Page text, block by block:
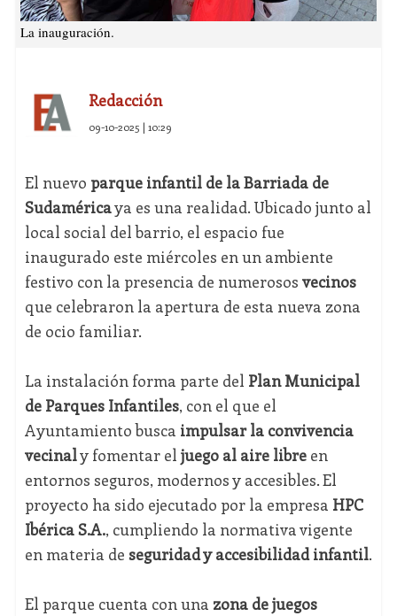
La inauguración.
Redacción
09-10-2025 | 10:29
El nuevo parque infantil de la Barriada de
Sudaméricaya es una realidad. Ubicado junto al
local social del barrio, el espacio fue
inaugurado este miércoles en un ambiente
festivo con la presencia de numerosos vecinos
que celebraron la apertura de esta nueva zona
de ocio familiar.
La instalación forma parte del Plan Municipal
de Parques Infantiles, con el que el
Ayuntamiento busca impulsar la convivencia
vecinaly fomentar el juego al aire libreen
entornos seguros, modernos y accesibles. El
proyecto ha sido ejecutado por la empresa HPC
Ibérica S.A., cumpliendo la normativa vigente
en materia de seguridad y accesibilidad infantil.
El parque cuenta con una zona de juegos